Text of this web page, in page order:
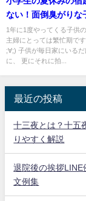
ない！面倒臭がりな
方とコツ
1年に1度やってくる子供
主婦にとっては繁忙期で
;∀;) 子供が毎日家にいる
に、 更にそれに拍...
最近の投稿
十三夜とは？十五
りやすく解説
退院後の挨拶LINE
文例集